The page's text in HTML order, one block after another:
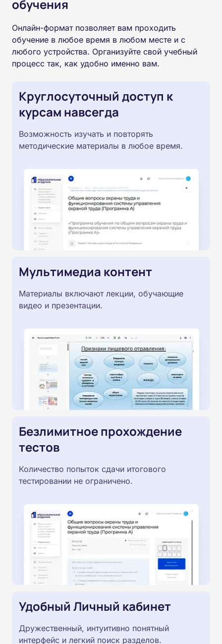
обучения
Онлайн-формат позволяет вам проходить
обучение в любое время в любом месте и с
любого устройства. Организуйте свой учебный
процесс так, как удобно именно вам.
Круглосуточный доступ к
курсам навсегда
Возможность изучать и повторять
методические материалы в любое время.
Мультимедиа контент
Материалы включают лекции, обучающие
видео и презентации.
Безлимитное прохождение
тестов
Количество попыток сдачи итогового
тестировании не ограничено.
Удобный Личный кабинет
Дружественный, интуитивно понятный
интерфейс и легкий поиск разделов.